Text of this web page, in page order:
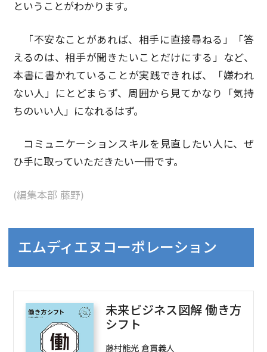
ということがわかります。
「不安なことがあれば、相手に直接尋ねる」「答
えるのは、相手が聞きたいことだけにする」など、
本書に書かれていることが実践できれば、「嫌われ
ない人」にとどまらず、周囲から見てかなり「気持
ちのいい人」になれるはず。
コミュニケーションスキルを見直したい人に、ぜ
ひ手に取っていただきたい一冊です。
(編集本部 藤野)
エムディエヌコーポレーション
未来ビジネス図解 働き方
シフト
藤村能光 倉貫義人